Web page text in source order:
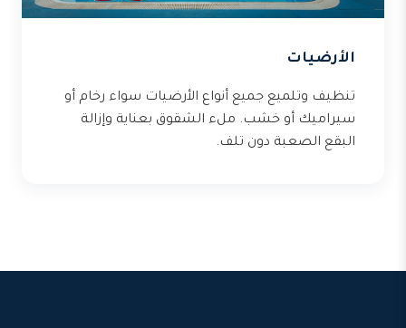
الأرضيات
تنظيف وتلميع جميع أنواع الأرضيات سواء رخام أو
سيراميك أو خشب. ملء الشقوق بعناية وإزالة
البقع الصعبة دون تلف.